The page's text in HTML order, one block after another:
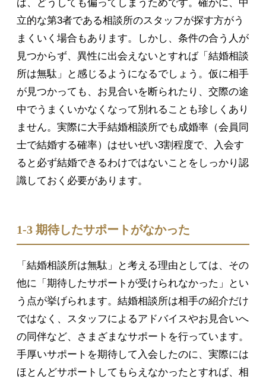
ば、どうしても偏ってしまうためです。確かに、中
立的な第3者である相談所のスタッフが探す方がう
まくいく場合もあります。しかし、条件の合う人が
見つからず、異性に出会えないとすれば「結婚相談
所は無駄」と感じるようになるでしょう。仮に相手
が見つかっても、お見合いを断られたり、交際の途
中でうまくいかなくなって別れることも珍しくあり
ません。実際に大手結婚相談所でも成婚率（会員同
士で結婚する確率）はせいぜい3割程度で、入会す
ると必ず結婚できるわけではないことをしっかり認
識しておく必要があります。
1-3 期待したサポートがなかった
「結婚相談所は無駄」と考える理由としては、その
他に「期待したサポートが受けられなかった」とい
う点が挙げられます。結婚相談所は相手の紹介だけ
ではなく、スタッフによるアドバイスやお見合いへ
の同伴など、さまざまなサポートを行っています。
手厚いサポートを期待して入会したのに、実際には
ほとんどサポートしてもらえなかったとすれば、相